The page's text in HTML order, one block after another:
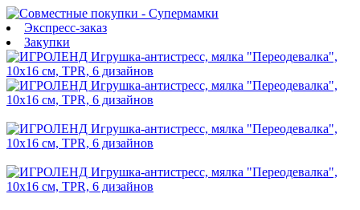
Экспресс-заказ
Закупки